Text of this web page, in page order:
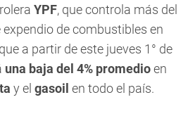
YPF, que controla más del
expendio de combustibles en
a partir de este jueves 1° de
una baja del 4% promedioen
y el gasoil en todo el país.